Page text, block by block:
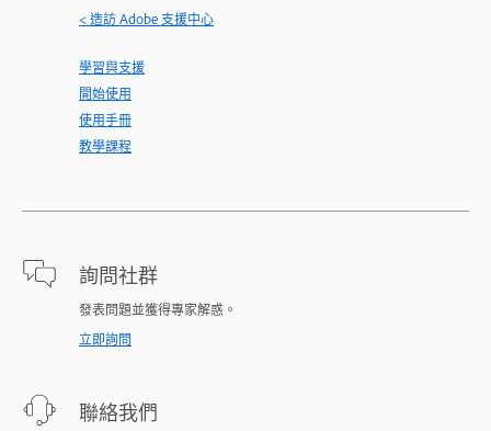
< 造訪 Adobe 支援中心
學習與支援
開始使用
使用手冊
教學課程
詢問社群
發表問題並獲得專家解惑。
立即詢問
聯絡我們